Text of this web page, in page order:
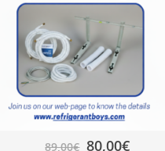
89,00€ 80,00€